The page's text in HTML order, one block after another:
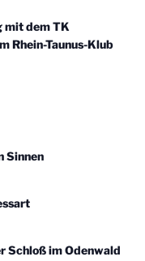
mit dem TK
Rhein-Taunus-Klub
Sinnen
Schloß im Odenwald